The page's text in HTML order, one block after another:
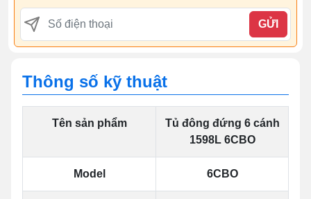
GỬI
Thông số kỹ thuật
Tên sản phẩm
Tủ đông đứng 6 cánh
1598L 6CBO
Model 6CBO